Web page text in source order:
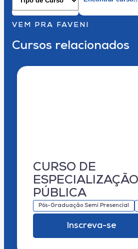
VEM PRA FAVENI
Cursos relacionados
CURSO DE
PÚBLICA
Pós-Graduação Semi Presencial
Inscreva-se